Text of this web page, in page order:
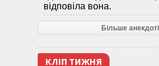
відповіла вона.
Більше
КЛІП ТИЖНЯ